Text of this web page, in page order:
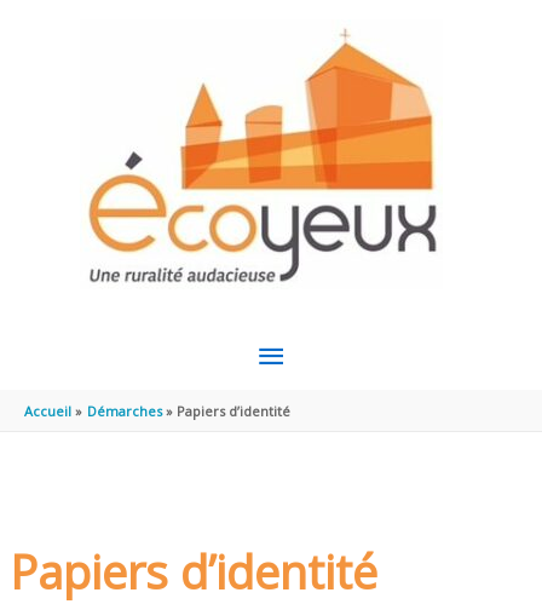
MENU
PRINCIPAL
Accueil Démarches Papiers d’identité
Papiers d’identité